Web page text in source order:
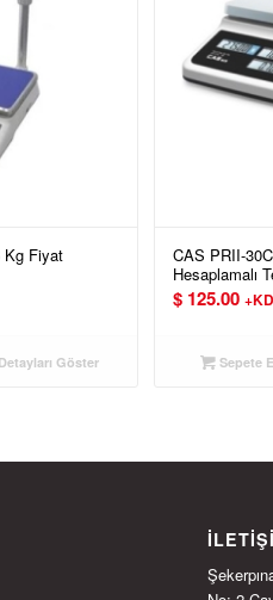
Kg Fiyat
Göster
CAS PRII-
Hesaplamalı
$125.00
Sepete